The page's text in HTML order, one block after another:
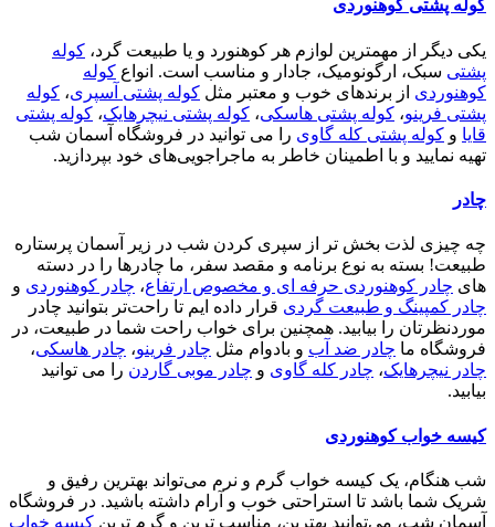
کوله پشتی کوهنوردی
یکی دیگر از مهمترین لوازم هر کوهنورد و یا طبیعت گرد، کوله
پشتی سبک، ارگونومیک، جادار و مناسب است. انواع کوله
کوهنوردی از برندهای خوب و معتبر مثل کوله پشتی آسپری، کوله
پشتی فرینو، کوله پشتی هاسکی، کوله پشتی نیچرهایک، کوله پشتی
قایا و کوله پشتی کله گاوی را می توانید در فروشگاه آسمان شب
تهیه نمایید و با اطمینان خاطر به ماجراجویی‌های خود بپردازید.
چادر
چه چیزی لذت بخش تر از سپری کردن شب در زیر آسمان پرستاره
طبیعت! بسته به نوع برنامه و مقصد سفر، ما چادرها را در دسته
های چادر کوهنوردی حرفه ای و مخصوص ارتفاع، چادر کوهنوردی و
چادر کمپینگ و طبیعت گردی قرار داده ایم تا راحت‌تر بتوانید چادر
موردنظرتان را بیابید. همچنین برای خواب راحت شما در طبیعت، در
فروشگاه ما چادر ضد آب و بادوام مثل چادر فرینو، چادر هاسکی،
چادر نیچرهایک، چادر کله گاوی و چادر موبی گاردن را می توانید
بیابید.
کیسه خواب کوهنوردی
شب هنگام، یک کیسه خواب گرم و نرم می‌تواند بهترین رفیق و
شریک شما باشد تا استراحتی خوب و آرام داشته باشید. در فروشگاه
آسمان شب، می‌توانید بهترین، مناسب ترین و گرم ترین کیسه خواب